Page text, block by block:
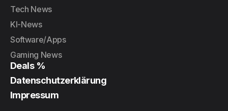
Tech News
KI-News
Software/Apps
Gaming News
Deals %
Datenschutzerklärung
Impressum